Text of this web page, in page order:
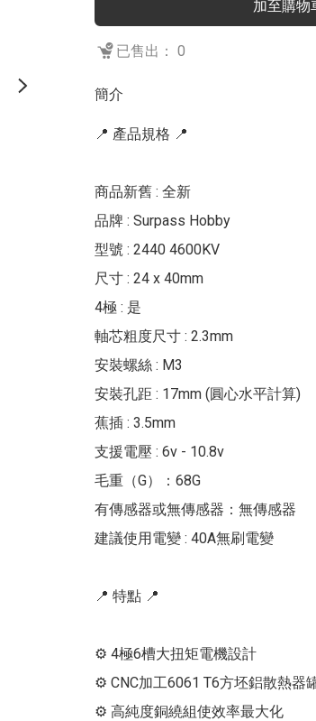
加至購物
已售出： 0
簡介
📍 產品規格 📍
商品新舊 : 全新
品牌 : Surpass Hobby
型號 : 2440 4600KV
尺寸 : 24 x 40mm
4極 : 是
軸芯粗度尺寸 : 2.3mm
安裝螺絲 : M3
安裝孔距 : 17mm (圓心水平計算)
蕉插 : 3.5mm
支援電壓 : 6v - 10.8v
毛重（G）：68G
有傳感器或無傳感器：無傳感器
建議使用電變 : 40A無刷電變
📍 特點 📍
⚙ 4極6槽大扭矩電機設計
⚙ CNC加工6061 T6方坯鋁散熱器
⚙ 高純度銅繞組使效率最大化